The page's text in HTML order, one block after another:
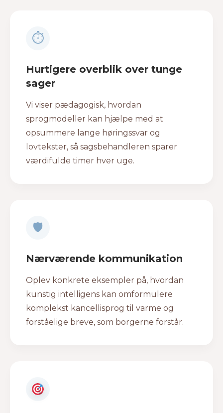
⏱
Hurtigere overblik over tunge
sager
Vi viser pædagogisk, hvordan
sprogmodeller kan hjælpe med at
opsummere lange høringssvar og
lovtekster, så sagsbehandleren sparer
værdifulde timer hver uge.
🛡
Nærværende kommunikation
Oplev konkrete eksempler på, hvordan
kunstig intelligens kan omformulere
komplekst kancellisprog til varme og
forståelige breve, som borgerne forstår.